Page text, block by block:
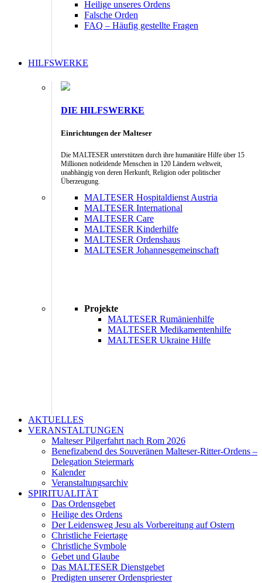
Heilige unseres Ordens
Falsche Orden
FAQ – Häufig gestellte Fragen
HILFSWERKE
DIE HILFSWERKE
Einrichtungen der Malteser
Die MALTESER unterstützen durch ihre humanitäre Hilfe über 15
Millionen notleidende Menschen in 120 Ländern weltweit,
unabhängig von deren Herkunft, Religion oder politischer
Überzeugung.
MALTESER Hospitaldienst Austria
MALTESER International
MALTESER Care
MALTESER Kinderhilfe
MALTESER Ordenshaus
MALTESER Johannesgemeinschaft
Projekte
MALTESER Rumänienhilfe
MALTESER Medikamentenhilfe
MALTESER Ukraine Hilfe
AKTUELLES
VERANSTALTUNGEN
Malteser Pilgerfahrt nach Rom 2026
Benefizabend des Souveränen Malteser-Ritter-Ordens –
Delegation Steiermark
Kalender
Veranstaltungsarchiv
SPIRITUALITÄT
Das Ordensgebet
Heilige des Ordens
Der Leidensweg Jesu als Vorbereitung auf Ostern
Christliche Feiertage
Christliche Symbole
Gebet und Glaube
Das MALTESER Dienstgebet
Predigten unserer Ordenspriester